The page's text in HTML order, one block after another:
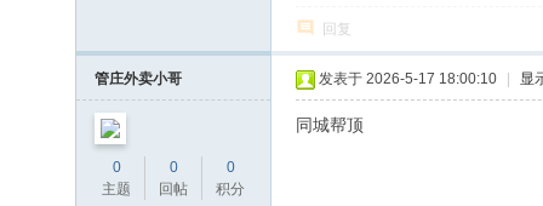
回复
管庄外卖小哥
0
主题
0
回帖
0
积分
发表于 2026-5-17 18:00:10 显
同城帮顶